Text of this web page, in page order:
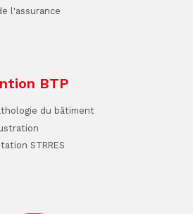
l'assurance
BTP
du bâtiment
STRRES